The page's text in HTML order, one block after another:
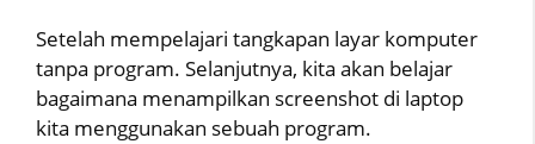
Setelah mempelajari tangkapan layar komputer
tanpa program. Selanjutnya, kita akan belajar
bagaimana menampilkan screenshot di laptop
kita menggunakan sebuah program.